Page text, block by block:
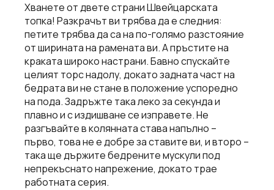
Хванете от двете страни Швейцарската
топка! Разкрачът ви трябва да е следния:
петите трябва да са на по-голямо разстояние
от ширината на рамената ви. А пръстите на
краката широко настрани. Бавно спускайте
целият торс надолу, докато задната част на
бедрата ви не стане в положение успоредно
на пода. Задръжте така леко за секунда и
плавно и с издишване се изправете. Не
разгъвайте в колянната става напълно –
първо, това не е добре за ставите ви, и второ –
така ще държите бедрените мускули под
непрекъснато напрежение, докато трае
работната серия.